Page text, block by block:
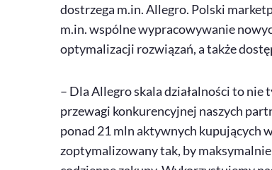
dostrzega m.in. Allegro. Polski
m.in. wspólne wypracowywanie
optymalizacji rozwiązań, a także
– Dla Allegro skala działalności to
przewagi konkurencyjnej naszych
ponad 21 mln aktywnych kupujących
zoptymalizowany tak, by